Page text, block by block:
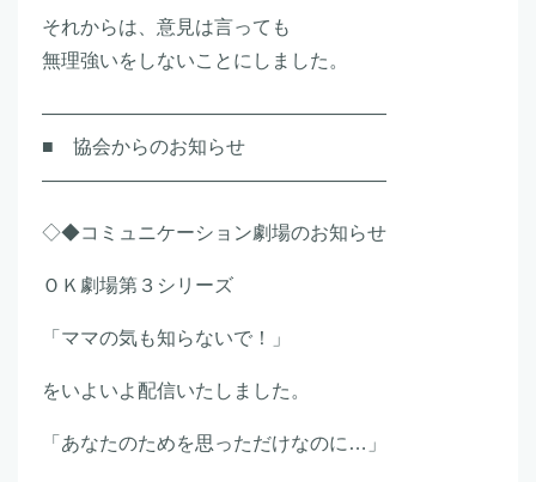
それからは、意見は言っても
無理強いをしないことにしました。
――――――――――――――――――
■ 協会からのお知らせ
――――――――――――――――――
◇◆コミュニケーション劇場のお知らせ
ＯＫ劇場第３シリーズ
「ママの気も知らないで！」
をいよいよ配信いたしました。
「あなたのためを思っただけなのに…」